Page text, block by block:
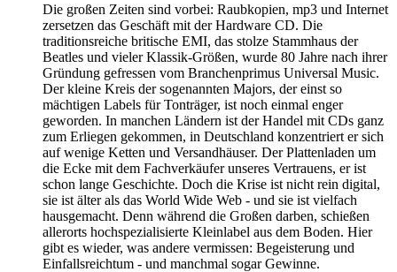
Die großen Zeiten sind vorbei: Raubkopien, mp3 und Internet
zersetzen das Geschäft mit der Hardware CD. Die
traditionsreiche britische EMI, das stolze Stammhaus der
Beatles und vieler Klassik-Größen, wurde 80 Jahre nach ihrer
Gründung gefressen vom Branchenprimus Universal Music.
Der kleine Kreis der sogenannten Majors, der einst so
mächtigen Labels für Tonträger, ist noch einmal enger
geworden. In manchen Ländern ist der Handel mit CDs ganz
zum Erliegen gekommen, in Deutschland konzentriert er sich
auf wenige Ketten und Versandhäuser. Der Plattenladen um
die Ecke mit dem Fachverkäufer unseres Vertrauens, er ist
schon lange Geschichte. Doch die Krise ist nicht rein digital,
sie ist älter als das World Wide Web - und sie ist vielfach
hausgemacht. Denn während die Großen darben, schießen
allerorts hochspezialisierte Kleinlabel aus dem Boden. Hier
gibt es wieder, was andere vermissen: Begeisterung und
Einfallsreichtum - und manchmal sogar Gewinne.